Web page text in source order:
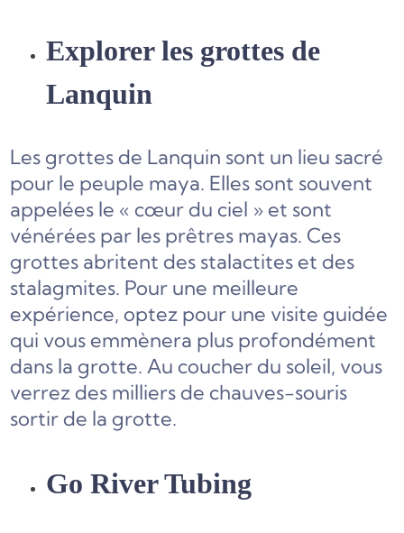
Explorer les grottes de
Lanquin
Les grottes de Lanquin sont un lieu sacré
pour le peuple maya. Elles sont souvent
appelées le « cœur du ciel » et sont
vénérées par les prêtres mayas. Ces
grottes abritent des stalactites et des
stalagmites. Pour une meilleure
expérience, optez pour une visite guidée
qui vous emmènera plus profondément
dans la grotte. Au coucher du soleil, vous
verrez des milliers de chauves-souris
sortir de la grotte.
Go River Tubing